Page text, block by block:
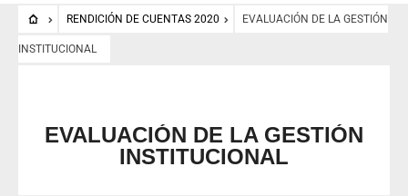
RENDICIÓN DE CUENTAS 2020 EVALUACIÓN DE LA GESTIÓN
INSTITUCIONAL
EVALUACIÓN DE LA GESTIÓN
INSTITUCIONAL